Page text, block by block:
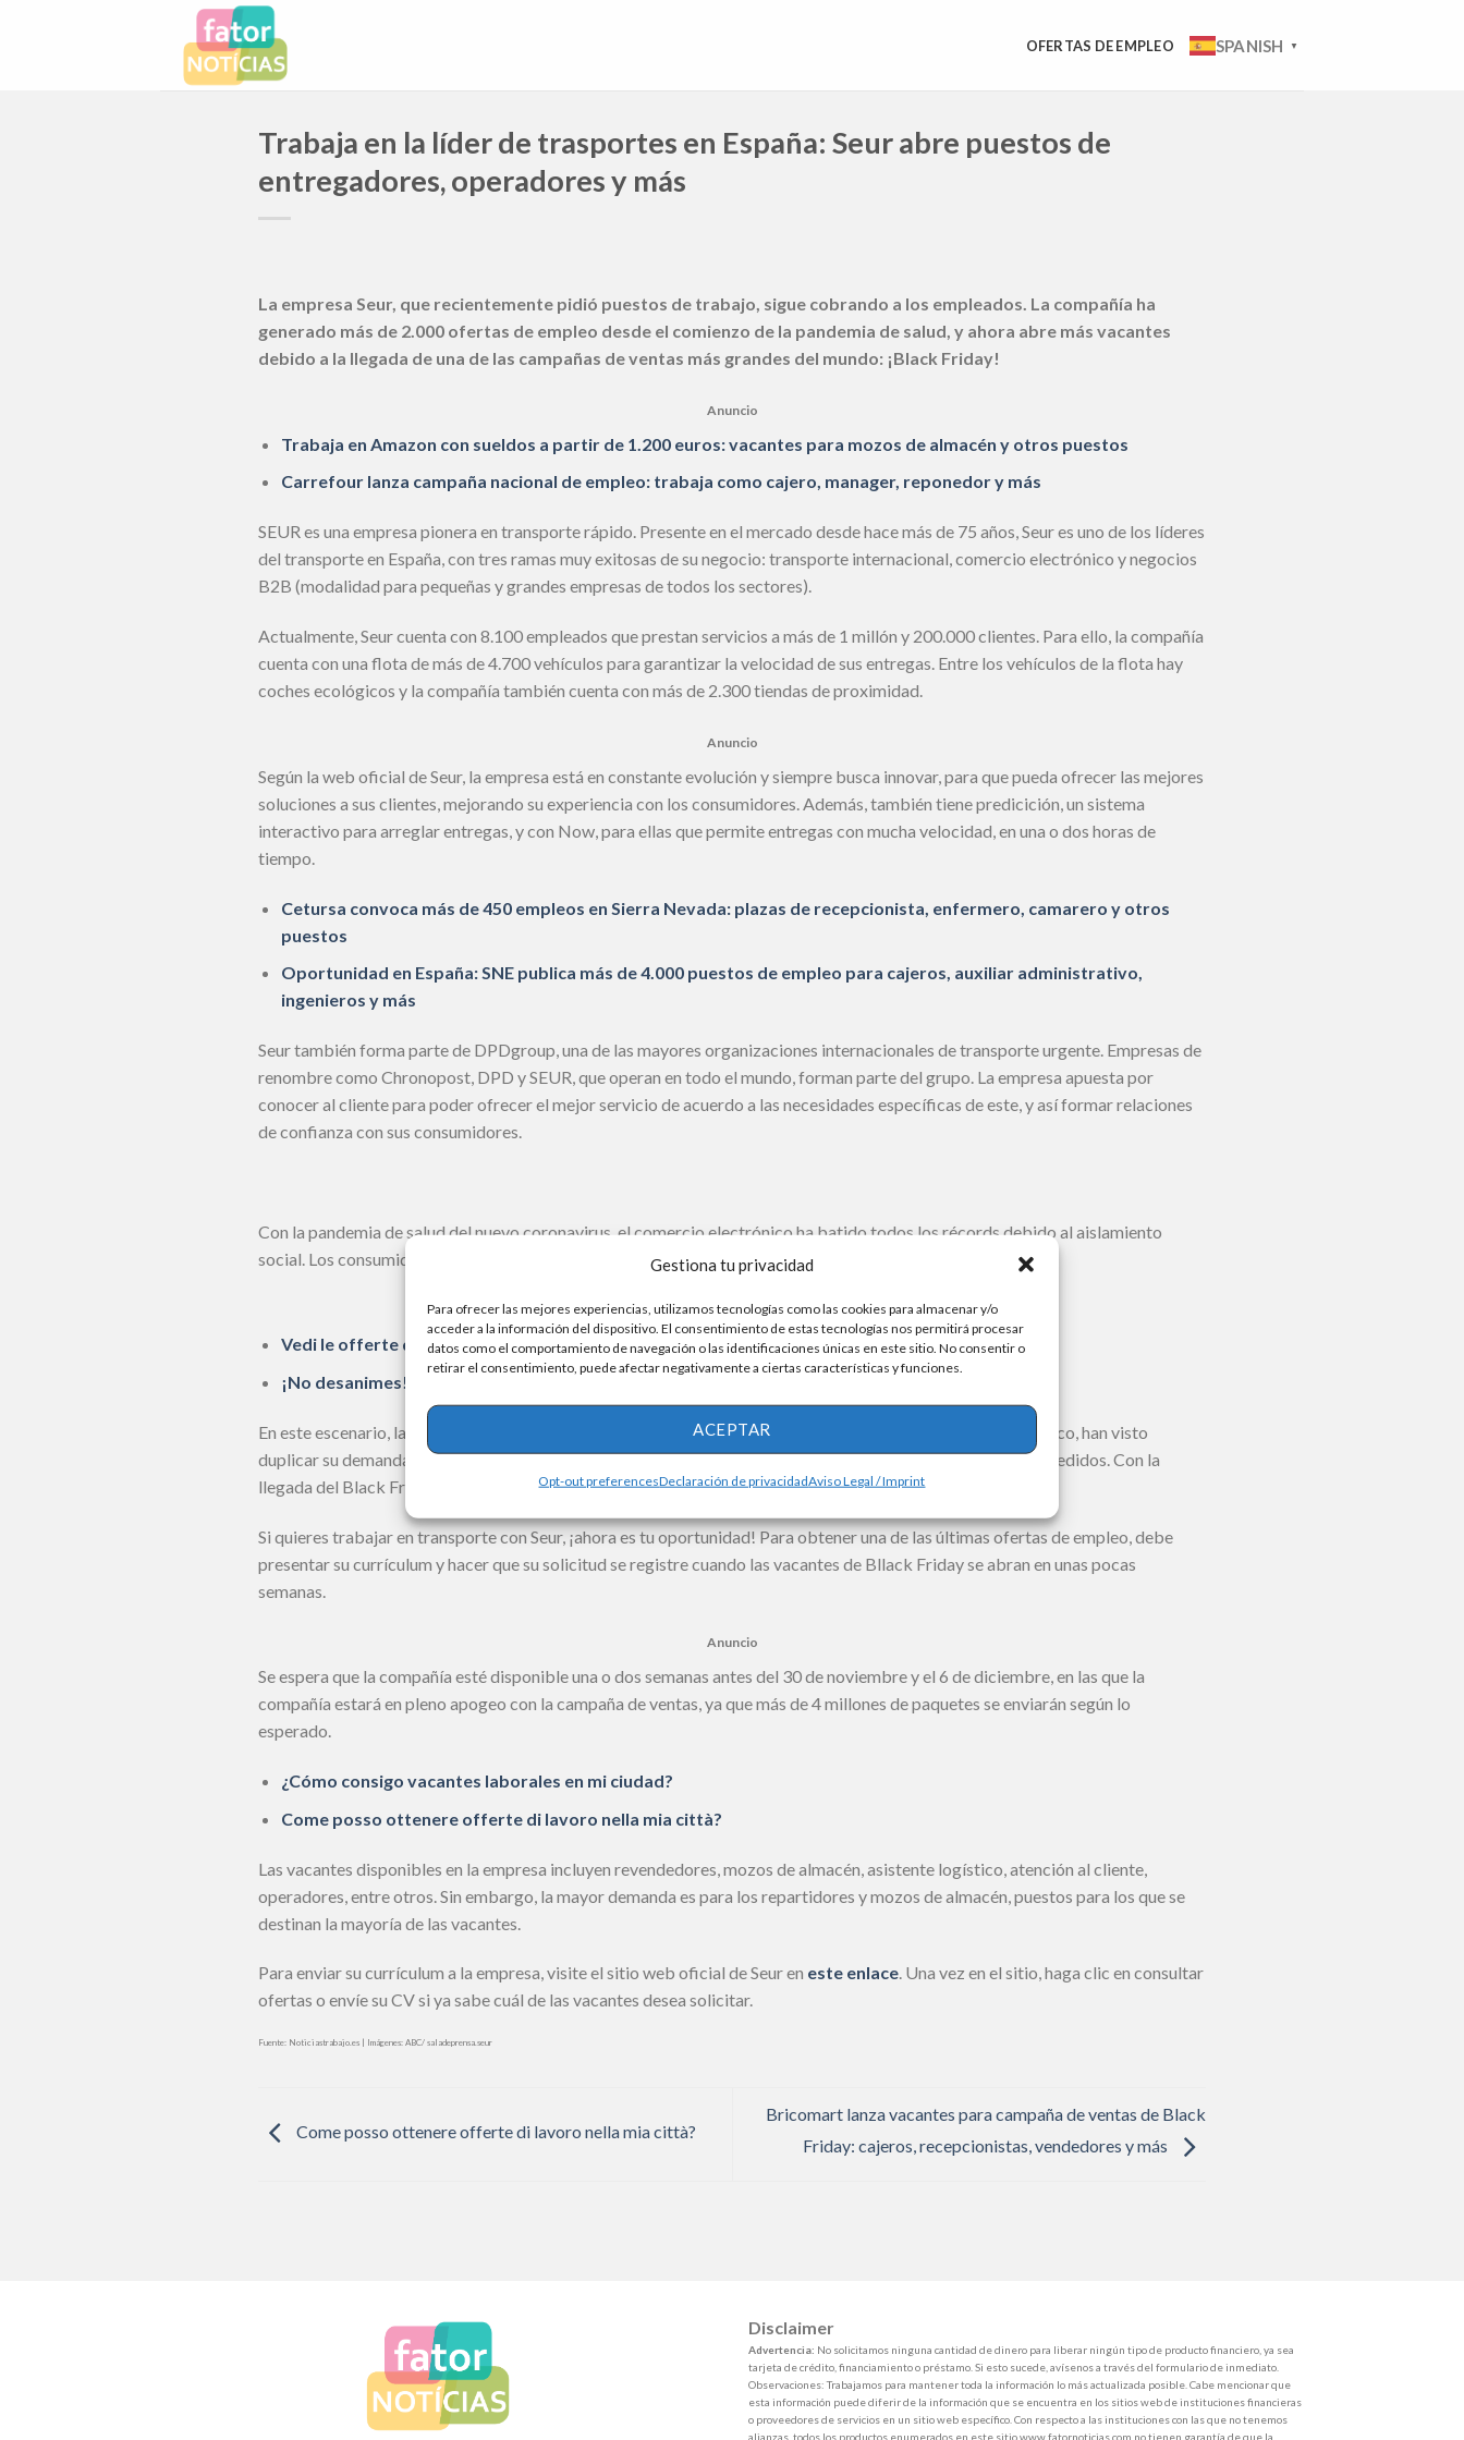
Gestiona tu privacidad
Para ofrecer las mejores experiencias, utilizamos tecnologías como las cookies para almacenar y/o
acceder a la información del dispositivo. El consentimiento de estas tecnologías nos permitirá procesar
datos como el comportamiento de navegación o las identificaciones únicas en este sitio. No consentir o
retirar el consentimiento, puede afectar negativamente a ciertas características y funciones.
ACEPTAR
Opt-out preferencesDeclaración de privacidadAviso Legal / Imprint
OFERTAS DE EMPLEO SPANISH ▼
Trabaja en la líder de trasportes en España: Seur abre puestos de
entregadores, operadores y más
La empresa Seur, que recientemente pidió puestos de trabajo, sigue cobrando a los empleados. La compañía ha
generado más de 2.000 ofertas de empleo desde el comienzo de la pandemia de salud, y ahora abre más vacantes
debido a la llegada de una de las campañas de ventas más grandes del mundo: ¡Black Friday!
Anuncio
Trabaja en Amazon con sueldos a partir de 1.200 euros: vacantes para mozos de almacén y otros puestos
Carrefour lanza campaña nacional de empleo: trabaja como cajero, manager, reponedor y más
SEUR es una empresa pionera en transporte rápido. Presente en el mercado desde hace más de 75 años, Seur es uno de los líderes
del transporte en España, con tres ramas muy exitosas de su negocio: transporte internacional, comercio electrónico y negocios
B2B (modalidad para pequeñas y grandes empresas de todos los sectores).
Actualmente, Seur cuenta con 8.100 empleados que prestan servicios a más de 1 millón y 200.000 clientes. Para ello, la compañía
cuenta con una flota de más de 4.700 vehículos para garantizar la velocidad de sus entregas. Entre los vehículos de la flota hay
coches ecológicos y la compañía también cuenta con más de 2.300 tiendas de proximidad.
Anuncio
Según la web oficial de Seur, la empresa está en constante evolución y siempre busca innovar, para que pueda ofrecer las mejores
soluciones a sus clientes, mejorando su experiencia con los consumidores. Además, también tiene predicición, un sistema
interactivo para arreglar entregas, y con Now, para ellas que permite entregas con mucha velocidad, en una o dos horas de
tiempo.
Cetursa convoca más de 450 empleos en Sierra Nevada: plazas de recepcionista, enfermero, camarero y otros
puestos
Oportunidad en España: SNE publica más de 4.000 puestos de empleo para cajeros, auxiliar administrativo,
ingenieros y más
Seur también forma parte de DPDgroup, una de las mayores organizaciones internacionales de transporte urgente. Empresas de
renombre como Chronopost, DPD y SEUR, que operan en todo el mundo, forman parte del grupo. La empresa apuesta por
conocer al cliente para poder ofrecer el mejor servicio de acuerdo a las necesidades específicas de este, y así formar relaciones
de confianza con sus consumidores.
Con la pandemia de salud del nuevo coronavirus, el comercio electrónico ha batido todos los récords debido al aislamiento
social. Los consumidores dejan de ir a las grandes tiendas, pero no han dejado de comprar virtualmente.
Anuncio
Vedi le offerte di lavoro disponibili e registrati in quello di tuo interesse.
¡No desanimes! 4 consejos para mantenerte fuerte y conseguir tu puesto vacante.
En este escenario, las empresas de transporte y logística, además de las grandes redes de comercio electrónico, han visto
duplicar su demanda en los últimos meses, lo que requiere que las marcas se adapten a este gran número de pedidos. Con la
llegada del Black Friday, se añadirán aún más empleados al personal de la empresa.
Si quieres trabajar en transporte con Seur, ¡ahora es tu oportunidad! Para obtener una de las últimas ofertas de empleo, debe
presentar su currículum y hacer que su solicitud se registre cuando las vacantes de Bllack Friday se abran en unas pocas
semanas.
Anuncio
Se espera que la compañía esté disponible una o dos semanas antes del 30 de noviembre y el 6 de diciembre, en las que la
compañía estará en pleno apogeo con la campaña de ventas, ya que más de 4 millones de paquetes se enviarán según lo
esperado.
¿Cómo consigo vacantes laborales en mi ciudad?
Come posso ottenere offerte di lavoro nella mia città?
Las vacantes disponibles en la empresa incluyen revendedores, mozos de almacén, asistente logístico, atención al cliente,
operadores, entre otros. Sin embargo, la mayor demanda es para los repartidores y mozos de almacén, puestos para los que se
destinan la mayoría de las vacantes.
Para enviar su currículum a la empresa, visite el sitio web oficial de Seur en este enlace. Una vez en el sitio, haga clic en consultar
ofertas o envíe su CV si ya sabe cuál de las vacantes desea solicitar.
Fuente: Noticiastrabajo.es | Imágenes: ABC/ saladeprensa.seur
Come posso ottenere offerte di lavoro nella mia città?
Bricomart lanza vacantes para campaña de ventas de Black
Friday: cajeros, recepcionistas, vendedores y más
Disclaimer
Advertencia: No solicitamos ninguna cantidad de dinero para liberar ningún tipo de producto financiero, ya sea
tarjeta de crédito, financiamiento o préstamo. Si esto sucede, avísenos a través del formulario de inmediato.
Observaciones: Trabajamos para mantener toda la información lo más actualizada posible. Cabe mencionar que
esta información puede diferir de la información que se encuentra en los sitios web de instituciones financieras
o proveedores de servicios en un sitio web específico. Con respecto a las instituciones con las que no tenemos
alianzas, todos los productos enumerados en este sitio www.fatornoticias.com no tienen garantía de que la